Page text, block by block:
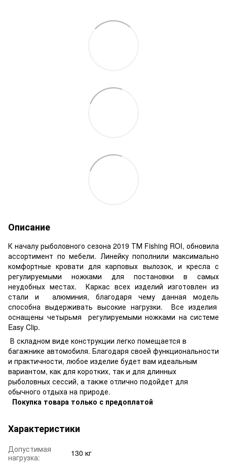
Описание
К началу рыболовного сезона 2019 ТМ Fishing ROI, обновила
ассортимент по мебели. Линейку пополнили максимально
комфортные кровати для карповых вылозок, и кресла с
регулируемыми ножками для постановки в самых
неудобных местах. Каркас всех изделий изготовлен из
стали и алюминия, благодаря чему данная модель
способна выдерживать высокие нагрузки. Все изделия
оснащены четырьмя регулируемыми ножками на системе
Easy Clip.
В складном виде конструкции легко помещается в
багажнике автомобиля. Благодаря своей функциональности
и практичности, любое изделие будет вам идеальным
вариантом, как для коротких, так и для длинных
рыболовных сессий, а также отлично подойдет для
обычного отдыха на природе.
Покупка товара только с предоплатой
Характеристики
Допустимая
нагрузка:
130 кг